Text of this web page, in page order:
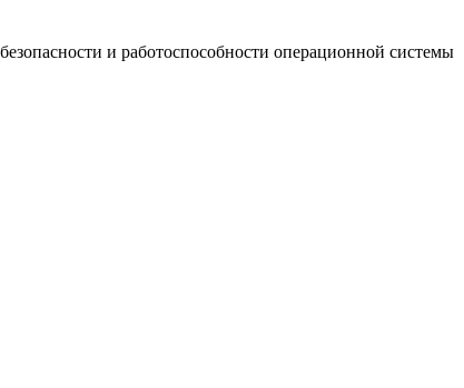
и работоспособности операционной системы